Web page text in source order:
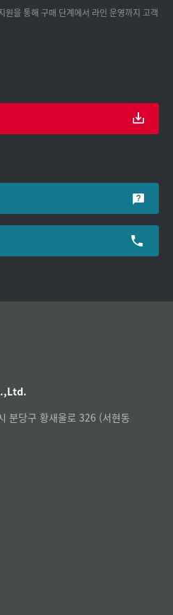
원을 통해 구매 단계에서 라인 운영까지 고객
분당구 황새울로 326 (서현동